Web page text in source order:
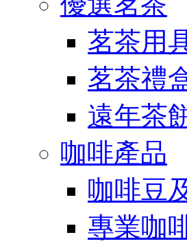
茗茶用
茗茶禮
遠年茶
咖啡產品
咖啡豆
專業咖